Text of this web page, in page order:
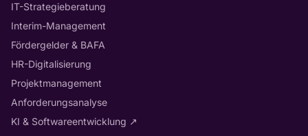
IT-Strategieberatung
Interim-Management
Fördergelder & BAFA
HR-Digitalisierung
Projektmanagement
Anforderungsanalyse
KI & Softwareentwicklung ↗